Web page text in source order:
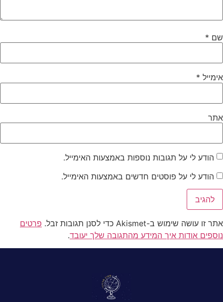
שם *
אימייל *
אתר
הודע לי על תגובות נוספות באמצעות האימייל.
הודע לי על פוסטים חדשים באמצעות האימייל.
אתר זו עושה שימוש ב-Akismet כדי לסנן תגובות זבל.
פרטים
נוספים אודות איך המידע מהתגובה שלך יעובד.